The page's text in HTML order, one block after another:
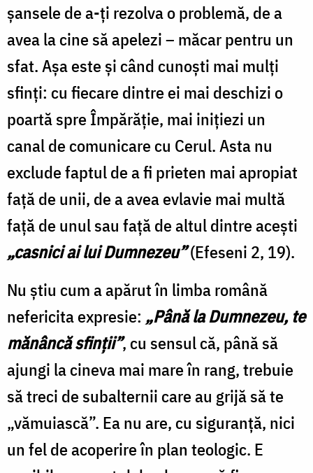
şansele de a-ţi rezolva o problemă, de a
avea la cine să apelezi – măcar pentru un
sfat. Aşa este şi când cunoşti mai mulţi
sfinţi: cu fiecare dintre ei mai deschizi o
poartă spre Împărăţie, mai iniţiezi un
canal de comunicare cu Cerul. Asta nu
exclude faptul de a fi prieten mai apropiat
faţă de unii, de a avea evlavie mai multă
faţă de unul sau faţă de altul dintre aceşti
„casnici ai lui Dumnezeu”(Efeseni 2, 19).
Nu ştiu cum a apărut în limba română
nefericita expresie: „Până la Dumnezeu, te
mănâncă sfinţii”, cu sensul că, până să
ajungi la cineva mai mare în rang, trebuie
să treci de subalternii care au grijă să te
„vămuiască”. Ea nu are, cu siguranţă, nici
un fel de acoperire în plan teologic. E